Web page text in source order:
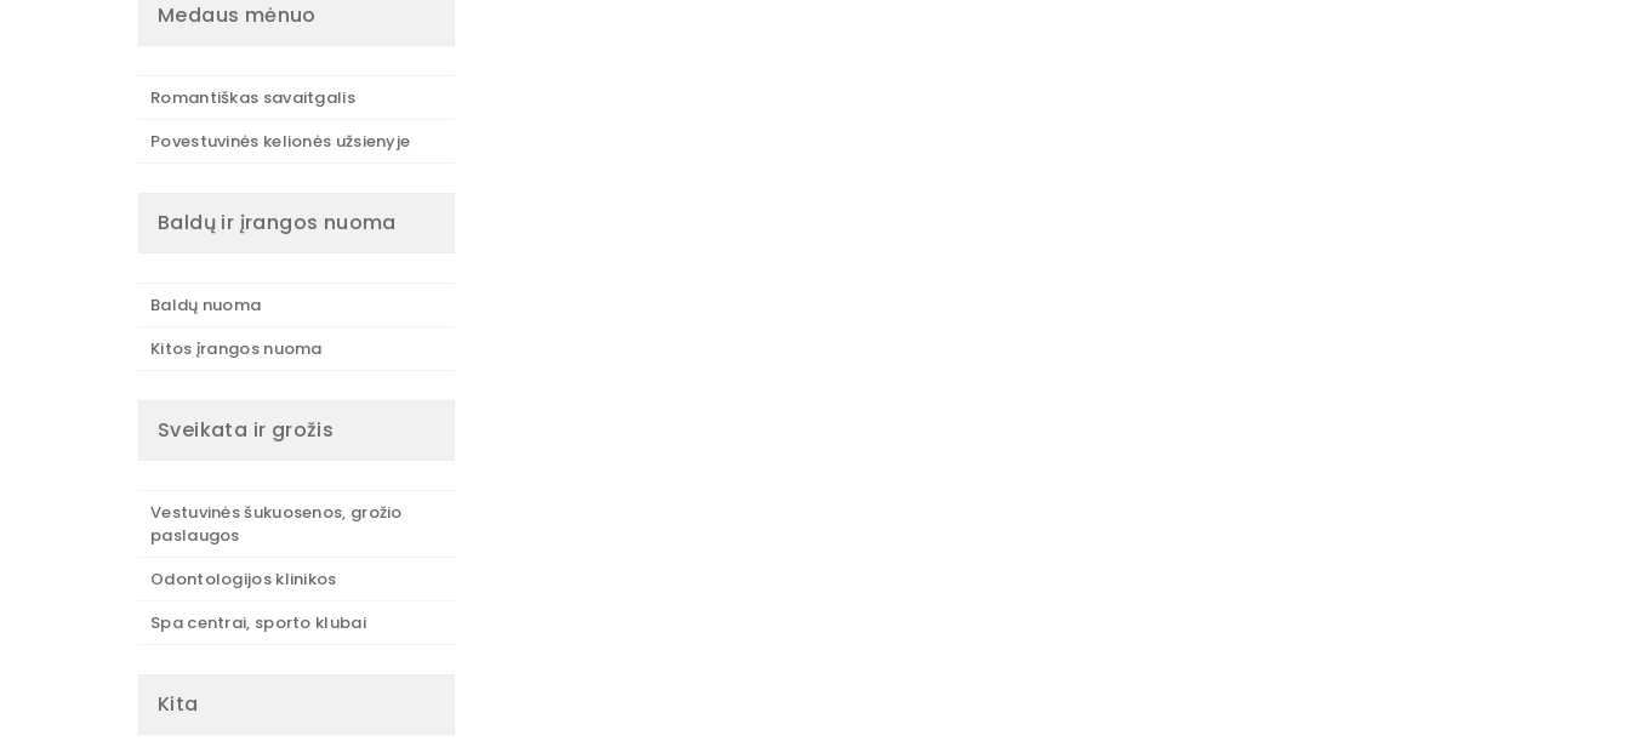
Medaus mėnuo
Romantiškas savaitgalis
Povestuvinės kelionės užsienyje
Baldų ir įrangos nuoma
Baldų nuoma
Kitos įrangos nuoma
Sveikata ir grožis
Vestuvinės šukuosenos, grožio
paslaugos
Odontologijos klinikos
Spa centrai, sporto klubai
Kita